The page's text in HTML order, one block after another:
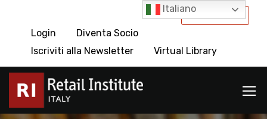
International
Login
Diventa Socio
Iscriviti alla Newsletter
Virtual Library
Italiano